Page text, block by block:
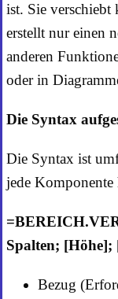
ist. Sie verschiebt
erstellt nur einen
anderen
oder in
Die Syntax
Die Syntax ist
jede Komponente
Spalten; [Höhe];
Bezug